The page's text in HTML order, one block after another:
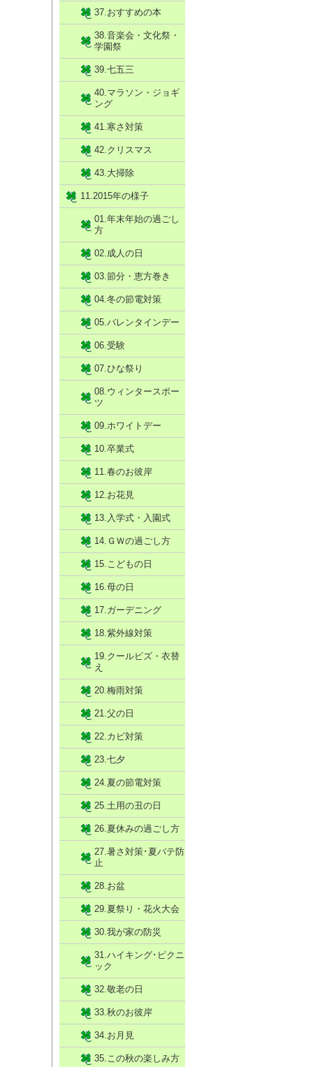
37.おすすめの本
38.音楽会・文化祭・
学園祭
39.七五三
40.マラソン・ジョギ
ング
41.寒さ対策
42.クリスマス
43.大掃除
11.2015年の様子
01.年末年始の過ごし
方
02.成人の日
03.節分・恵方巻き
04.冬の節電対策
05.バレンタインデー
06.受験
07.ひな祭り
08.ウィンタースポー
ツ
09.ホワイトデー
10.卒業式
11.春のお彼岸
12.お花見
13.入学式・入園式
14.ＧＷの過ごし方
15.こどもの日
16.母の日
17.ガーデニング
18.紫外線対策
19.クールビズ・衣替
え
20.梅雨対策
21.父の日
22.カビ対策
23.七夕
24.夏の節電対策
25.土用の丑の日
26.夏休みの過ごし方
27.暑さ対策･夏バテ防
止
28.お盆
29.夏祭り・花火大会
30.我が家の防災
31.ハイキング･ピクニ
ック
32.敬老の日
33.秋のお彼岸
34.お月見
35.この秋の楽しみ方